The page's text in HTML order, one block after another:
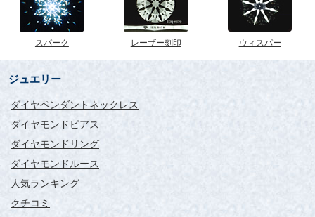
スパーク レーザー刻印 ウィスパー
ジュエリー
ダイヤペンダントネックレス
ダイヤモンドピアス
ダイヤモンドリング
ダイヤモンドルース
人気ランキング
クチコミ